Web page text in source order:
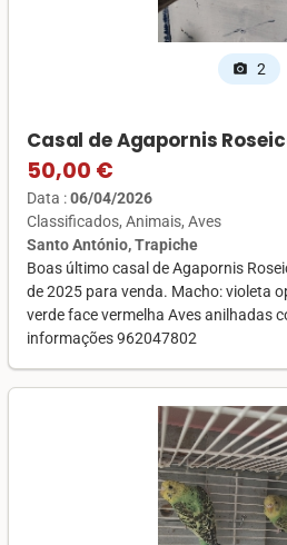
photo_camera 2
Casal de Agapornis
50,00 €
Data :06/04/2026
Classificados Animais Aves
Santo António, Trapiche
Boas último casal de Agapornis
de 2025 para venda. Macho: violeta
verde face vermelha Aves anilhadas
informações 962047802